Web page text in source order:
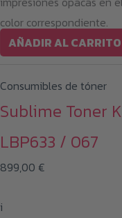
color correspondiente.
AÑADIR AL CARRITO
Consumibles de tóner
Sublime Toner
LBP633 / 067
899,00 €
i